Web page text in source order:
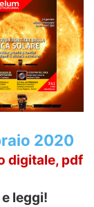
2020
digitale, pdf
leggi!